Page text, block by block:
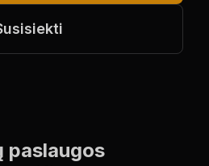
paslaugos